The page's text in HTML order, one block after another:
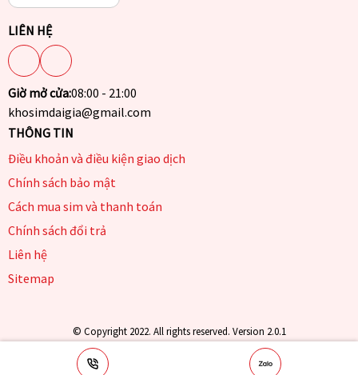
LIÊN HỆ
Giờ mở cửa:08:00 - 21:00
khosimdaigia@gmail.com
THÔNG TIN
Điều khoản và điều kiện giao dịch
Chính sách bảo mật
Cách mua sim và thanh toán
Chính sách đổi trả
Liên hệ
Sitemap
© Copyright 2022. All rights reserved. Version 2.0.1